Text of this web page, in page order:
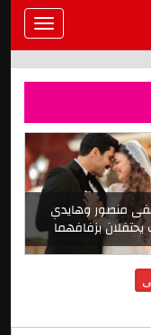
Toggle
منصور وهايدي
بزفافهما